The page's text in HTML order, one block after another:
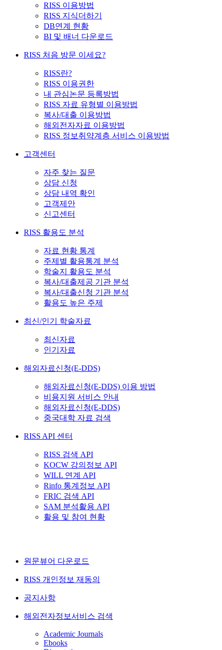
RISS 이용방법
RISS 지식더하기
DB연계 현황
BI 및 배너 다운로드
RISS 처음 방문 이세요?
RISS란?
RISS 이용권한
내 관심논문 등록방법
RISS 자료 유형별 이용방법
복사/대출 이용방법
해외전자자료 이용방법
RISS 정보취약계층 서비스 이용방법
고객센터
자주 찾는 질문
상담 신청
상담 내역 확인
고객제안
신고센터
RISS 활용도 분석
자료 현황 통계
주제별 활용통계 분석
학술지 활용도 분석
복사/대출제공 기관 분석
복사/대출신청 기관 분석
활용도 높은 주제
최신/인기 학술자료
최신자료
인기자료
해외자료신청(E-DDS)
해외자료신청(E-DDS) 이용 방법
비용지원 서비스 안내
해외자료신청(E-DDS)
중국대학 자료 검색
RISS API 센터
RISS 검색 API
KOCW 강의정보 API
WILL 연계 API
Rinfo 통계정보 API
FRIC 검색 API
SAM 분석활용 API
활용 및 참여 현황
원문뷰어 다운로드
RISS 개인정보 재동의
공지사항
해외전자정보서비스 검색
Academic Journals
Ebooks